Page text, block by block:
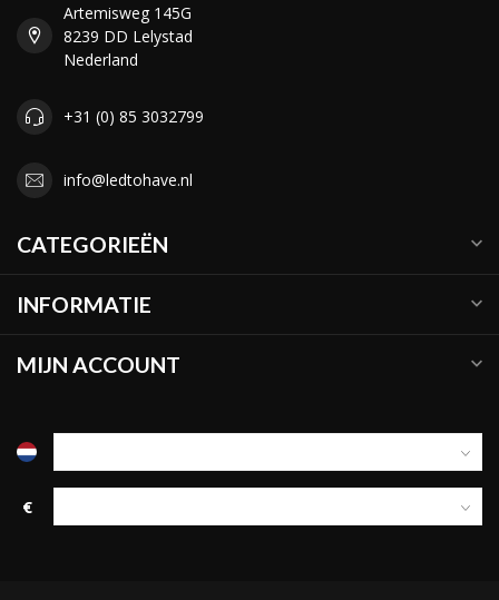
Artemisweg 145G
8239 DD Lelystad
Nederland
+31 (0) 85 3032799
info@ledtohave.nl
CATEGORIEËN
INFORMATIE
MIJN ACCOUNT
€